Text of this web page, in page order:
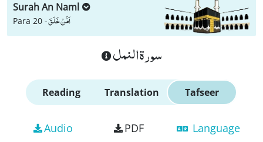
Surah An Naml
Para 20 -اَمَّنْ خَلَقَ
سورة النمل
Reading Translation Tafseer
Audio PDF Language